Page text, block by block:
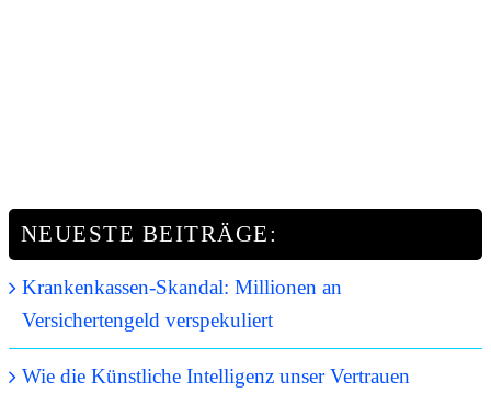
NEUESTE BEITRÄGE:
Krankenkassen-Skandal: Millionen an
Versichertengeld verspekuliert
Wie die Künstliche Intelligenz unser Vertrauen